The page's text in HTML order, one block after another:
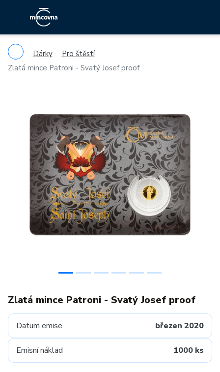
Dárky
Pro štěstí
Zlatá mince Patroni - Svatý Josef proof
Previous
Zlatá mince Patroni - Svatý Josef proof
Datum emise březen 2020
Emisní náklad 1000 ks